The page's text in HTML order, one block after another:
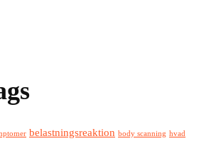
belastningsreaktion body scanning hvad